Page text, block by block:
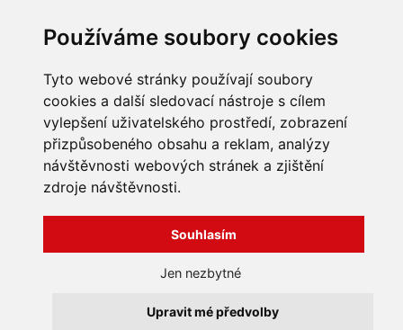
Používáme soubory cookies
Tyto webové stránky používají soubory
cookies a další sledovací nástroje s cílem
vylepšení uživatelského prostředí, zobrazení
přizpůsobeného obsahu a reklam, analýzy
návštěvnosti webových stránek a zjištění
zdroje návštěvnosti.
Souhlasím
Jen nezbytné
Upravit mé předvolby
INFORMACE
Obchodní podmínky
Zpracování a ochrana
osobních údajů
O nás
Všechna práva vyhrazena